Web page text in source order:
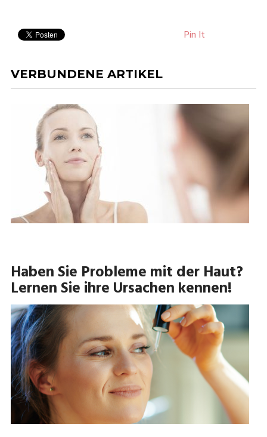
Pin It
VERBUNDENE ARTIKEL
Haben Sie Probleme mit der Haut?
Lernen Sie ihre Ursachen kennen!